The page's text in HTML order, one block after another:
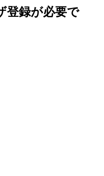
登録が必要で